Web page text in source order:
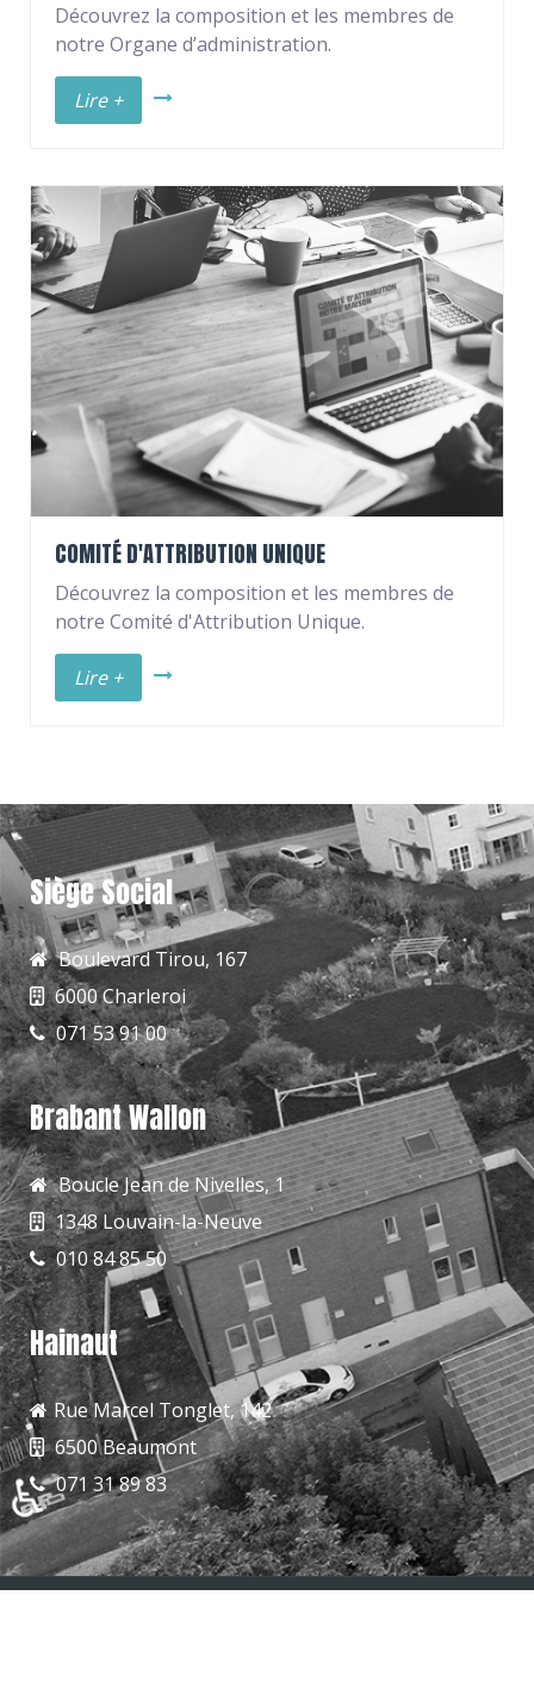
Découvrez la composition et les membres de
notre Organe d’administration.
Lire +
COMITÉ D'ATTRIBUTION UNIQUE
Découvrez la composition et les membres de
notre Comité d'Attribution Unique.
Lire +
Siège Social
Boulevard Tirou, 167
6000 Charleroi
071 53 91 00
Brabant Wallon
Boucle Jean de Nivelles, 1
1348 Louvain-la-Neuve
010 84 85 50
Hainaut
​Rue Marcel Tonglet, 142
6500 Beaumont
071 31 89 83